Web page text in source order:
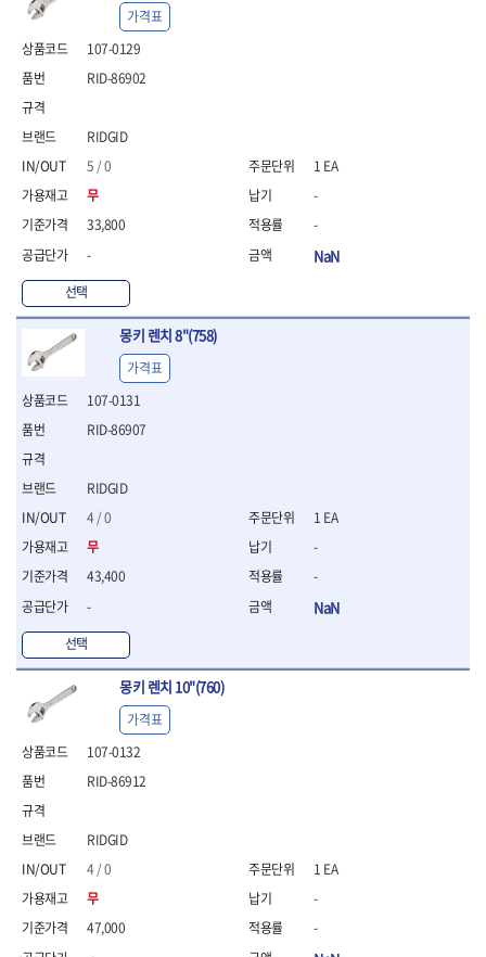
- 날교환드라이버세트
- 드라이버핸들
- 비트세트
- 비트홀다드라이버
- 비트드라이버
- 별비트
- 육각비트
- 육각T렌치
- 전동비트홀다
- 드라이버비트세트
- 옵셋드라이버
- 스크래퍼드라이버
- 시계드라이버
- 정밀드라이버
- 기어렌치
- 스크류드라이버
- 조절식렌치
- 볼트세터
- 너트드라이버
- 자화기
- 레이저팁 드라이버
- 파워렌치
- 드릴척아답타
- 조인트플러그소켓
- 옵셋렌치
- 파워렌치
- 소켓홀더
- 클라이밍비트
- 포지비트
- 일자비트
- 임팩별비트
- 임팩일자비트
- 에어밸트샌더
- 에어원형샌더
- 에어펀치
- 연마숫돌
- 기타 악세사리
목공기계
- 루터, 루터테이블
- 샌더폴리셔
- 클램프
타이거(TIGER)
107-0129
RIDGID
5 / 0
무
33,800
-
선택
RID-86902
가격표
1 EA
-
-
NaN
몽키 렌치 8"(758)
107-0131
RIDGID
4 / 0
무
43,400
-
선택
RID-86907
가격표
1 EA
-
-
NaN
몽키 렌치 10"(760)
107-0132
RIDGID
4 / 0
무
47,000
RID-86912
가격표
1 EA
-
-